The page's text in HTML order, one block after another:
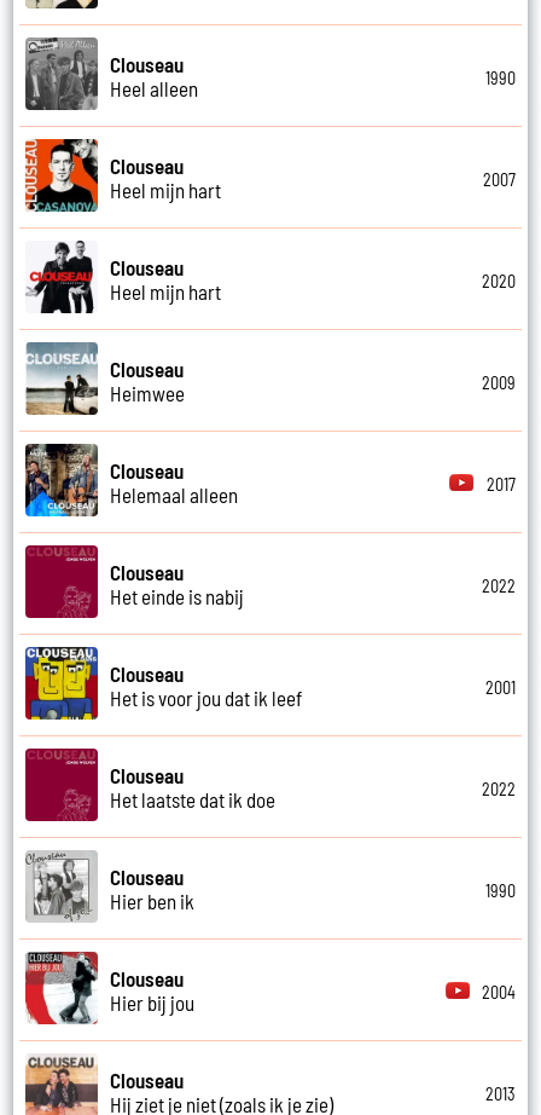
Clouseau
Heel alleen
1990
Clouseau
Heel mijn hart
2007
Clouseau
Heel mijn hart
2020
Clouseau
Heimwee
2009
Clouseau
Helemaal alleen
2017
Clouseau
Het einde is nabij
2022
Clouseau
Het is voor jou dat ik leef
2001
Clouseau
Het laatste dat ik doe
2022
Clouseau
Hier ben ik
1990
Clouseau
Hier bij jou
2004
Clouseau
Hij ziet je niet (zoals ik je zie)
2013